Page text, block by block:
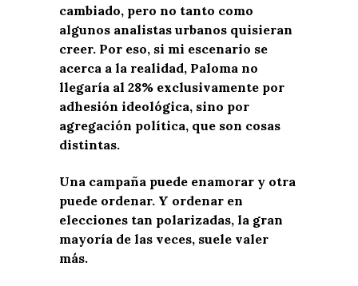
cambiado, pero no tanto como
algunos analistas urbanos quisieran
creer. Por eso, si mi escenario se
acerca a la realidad, Paloma no
llegaría al 28% exclusivamente por
adhesión ideológica, sino por
agregación política, que son cosas
distintas.
Una campaña puede enamorar y otra
puede ordenar. Y ordenar en
elecciones tan polarizadas, la gran
mayoría de las veces, suele valer
más.